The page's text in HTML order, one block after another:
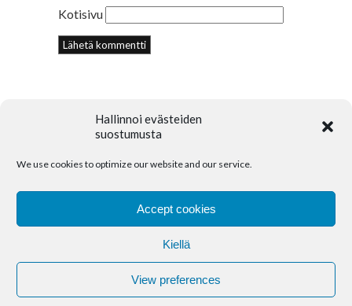
Hallinnoi evästeiden
suostumusta
We use cookies to optimize our website and our service.
Accept cookies
Kiellä
View preferences
Kotisivu
by
Dessign.net
2026